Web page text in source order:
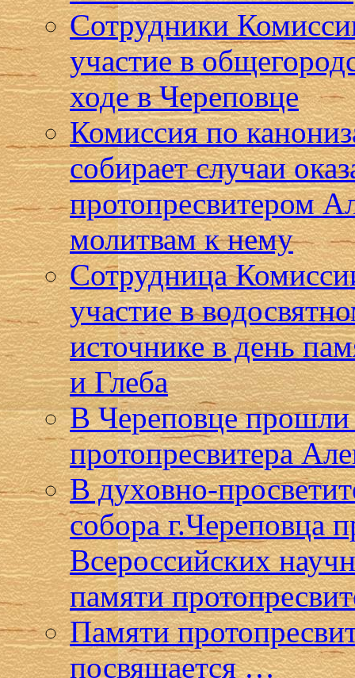
Сотрудники
участие в
ходе в Череповце
Комиссия по
собирает случаи
протопресвитером
молитвам к нему
Сотрудница
участие в
источнике в день
и Глеба
В Череповце прошли
протопресвитера
В духовно-
собора г.Череповца
Всероссийских
памяти
Памяти
посвящается …